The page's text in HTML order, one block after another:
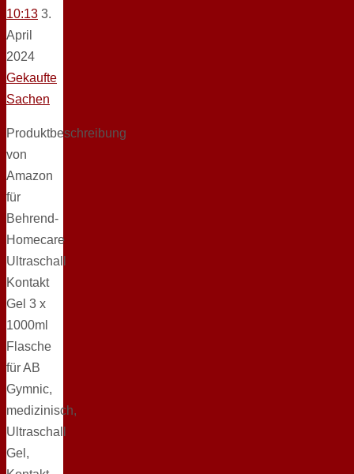
10:13 3.
April
2024
Gekaufte
Sachen
Produktbeschreibung
von
Amazon
für
Behrend-
Homecare
Ultraschall
Kontakt
Gel 3 x
1000ml
Flasche
für AB
Gymnic,
medizinisch,
Ultraschall
Gel,